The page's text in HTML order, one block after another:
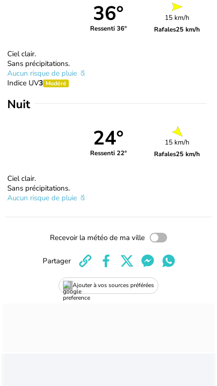
36°
Ressenti 36°
15 km/h
Rafales25 km/h
Ciel clair.
Sans précipitations.
Aucun risque de pluie
Indice UV3 Modéré
Nuit
24°
Ressenti 22°
15 km/h
Rafales25 km/h
Ciel clair.
Sans précipitations.
Aucun risque de pluie
Recevoir la météo de ma ville
Ajouter à vos sources préférées
Partager